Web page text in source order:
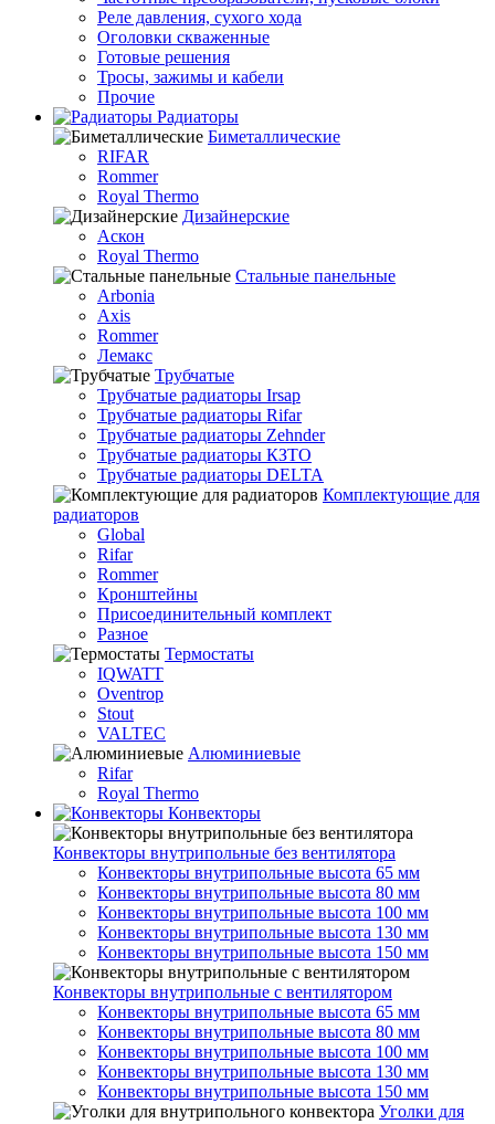
Реле давления, сухого хода
Оголовки скваженные
Готовые решения
Тросы, зажимы и кабели
Прочие
Радиаторы
Биметаллические
RIFAR
Rommer
Royal Thermo
Дизайнерские
Аскон
Royal Thermo
Стальные панельные
Arbonia
Axis
Rommer
Лемакс
Трубчатые
Трубчатые радиаторы Irsap
Трубчатые радиаторы Rifar
Трубчатые радиаторы Zehnder
Трубчатые радиаторы КЗТО
Трубчатые радиаторы DELTA
Комплектующие для
радиаторов
Global
Rifar
Rommer
Кронштейны
Присоединительный комплект
Разное
Термостаты
IQWATT
Oventrop
Stout
VALTEC
Алюминиевые
Rifar
Royal Thermo
Конвекторы
Конвекторы внутрипольные без вентилятора
Конвекторы внутрипольные высота 65 мм
Конвекторы внутрипольные высота 80 мм
Конвекторы внутрипольные высота 100 мм
Конвекторы внутрипольные высота 130 мм
Конвекторы внутрипольные высота 150 мм
Конвекторы внутрипольные с вентилятором
Конвекторы внутрипольные высота 65 мм
Конвекторы внутрипольные высота 80 мм
Конвекторы внутрипольные высота 100 мм
Конвекторы внутрипольные высота 130 мм
Конвекторы внутрипольные высота 150 мм
Уголки для